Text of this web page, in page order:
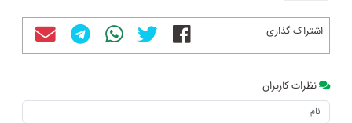
اشتراک گذاری
نظرات کاربران